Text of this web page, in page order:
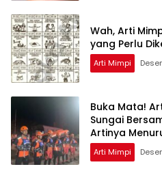
Wah, Arti
yang Perlu
Arti Mimpi
Buka Mata!
Sungai
Artinya
Arti Mimpi